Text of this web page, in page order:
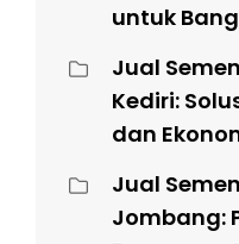
untuk
Jual
Kediri:
dan
Jual
Jombang: